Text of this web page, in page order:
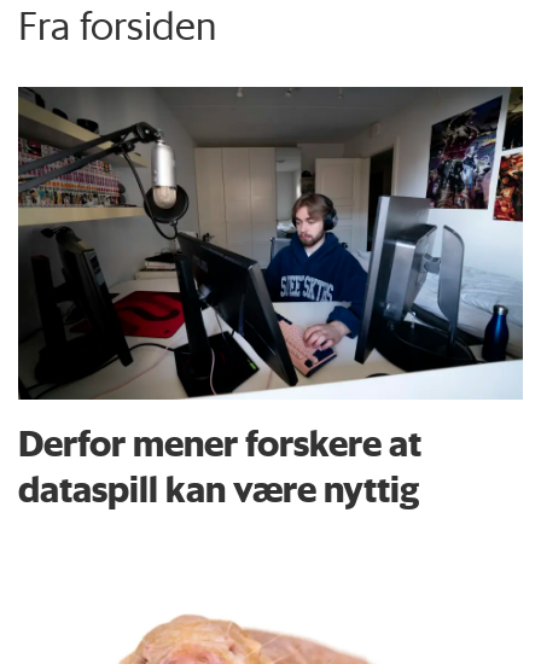
Fra forsiden
Derfor mener forskere at
dataspill kan være nyttig